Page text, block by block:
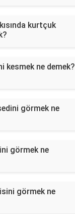
kurtçuk
kesmek ne demek?
görmek ne
görmek ne
görmek ne